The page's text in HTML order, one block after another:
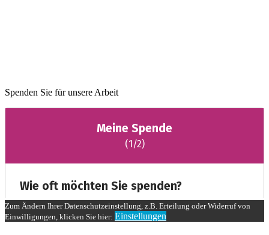
Spenden Sie für unsere Arbeit
Zum Ändern Ihrer Datenschutzeinstellung, z.B. Erteilung oder Widerruf von
Einwilligungen, klicken Sie hier: Einstellungen